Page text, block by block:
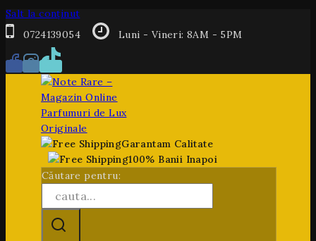
Salt la conținut
0724139054
Luni - Vineri: 8AM - 5PM
Garantam Calitate
100% Banii Inapoi
Căutare pentru: